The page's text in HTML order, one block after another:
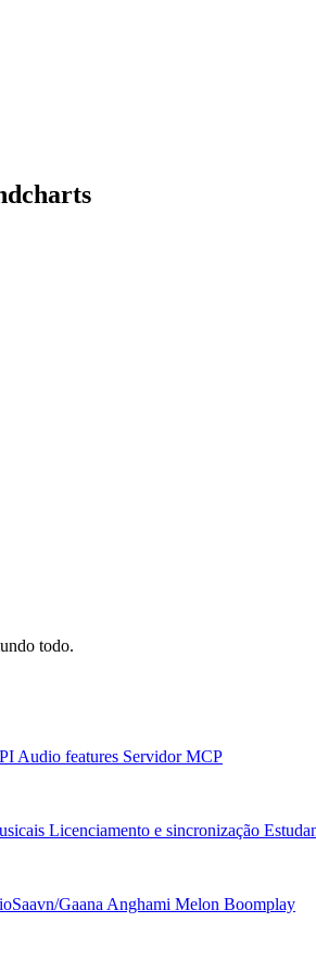
todo.
Audio features Servidor MCP
Licenciamento e sincronização
Gaana Anghami Melon Boomplay